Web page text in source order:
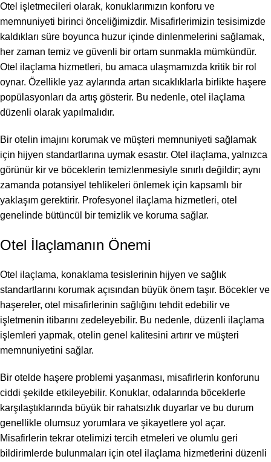
Otel işletmecileri olarak, konuklarımızın konforu ve
memnuniyeti birinci önceliğimizdir. Misafirlerimizin tesisimizde
kaldıkları süre boyunca huzur içinde dinlenmelerini sağlamak,
her zaman temiz ve güvenli bir ortam sunmakla mümkündür.
Otel ilaçlama hizmetleri, bu amaca ulaşmamızda kritik bir rol
oynar. Özellikle yaz aylarında artan sıcaklıklarla birlikte haşere
popülasyonları da artış gösterir. Bu nedenle, otel ilaçlama
düzenli olarak yapılmalıdır.
Bir otelin imajını korumak ve müşteri memnuniyeti sağlamak
için hijyen standartlarına uymak esastır. Otel ilaçlama, yalnızca
görünür kir ve böceklerin temizlenmesiyle sınırlı değildir; aynı
zamanda potansiyel tehlikeleri önlemek için kapsamlı bir
yaklaşım gerektirir. Profesyonel ilaçlama hizmetleri, otel
genelinde bütüncül bir temizlik ve koruma sağlar.
Otel İlaçlamanın Önemi
Otel ilaçlama, konaklama tesislerinin hijyen ve sağlık
standartlarını korumak açısından büyük önem taşır. Böcekler ve
haşereler, otel misafirlerinin sağlığını tehdit edebilir ve
işletmenin itibarını zedeleyebilir. Bu nedenle, düzenli ilaçlama
işlemleri yapmak, otelin genel kalitesini artırır ve müşteri
memnuniyetini sağlar.
Bir otelde haşere problemi yaşanması, misafirlerin konforunu
ciddi şekilde etkileyebilir. Konuklar, odalarında böceklerle
karşılaştıklarında büyük bir rahatsızlık duyarlar ve bu durum
genellikle olumsuz yorumlara ve şikayetlere yol açar.
Misafirlerin tekrar otelimizi tercih etmeleri ve olumlu geri
bildirimlerde bulunmaları için otel ilaçlama hizmetlerini düzenli